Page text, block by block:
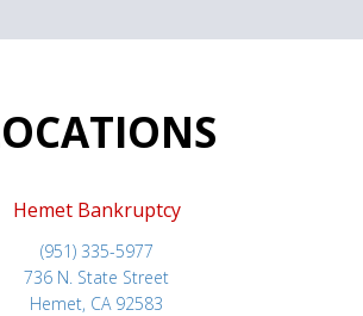
Hemet Bankruptcy
(951) 335-5977
736 N. State Street
Hemet, CA 92583